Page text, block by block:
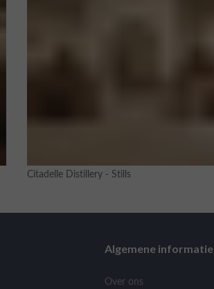
Citadelle Distillery - Stills
Algemene informatie
Over ons